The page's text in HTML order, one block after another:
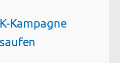
Kampagne